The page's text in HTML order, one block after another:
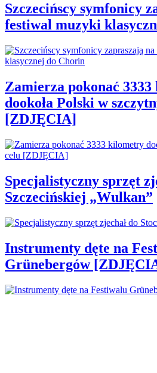
Szczecińscy symfonicy
festiwal muzyki
Zamierza pokonać
dookoła Polski w
[ZDJĘCIA]
Specjalistyczny sprzęt
Szczecińskiej „Wulkan”
Instrumenty dęte na
Grünebergów